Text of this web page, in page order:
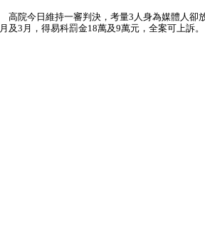
高院今日維持一審判決，考量3人身為媒體人卻
月及3月，得易科罰金18萬及9萬元，全案可上訴。